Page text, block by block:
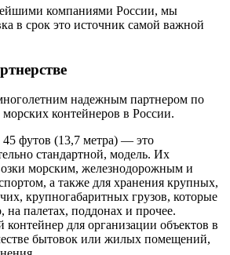
компаниями России, мы
в срок это источник самой важной
надежным партнером по
морских контейнеров в России.
футов (13,7 метра) — это
стандартной, модель. Их
морским, железнодорожным и
а также для хранения крупных,
крупногабаритных грузов, которые
палетах, поддонах и прочее.
для организации объектов в
бытовок или жилых помещений,